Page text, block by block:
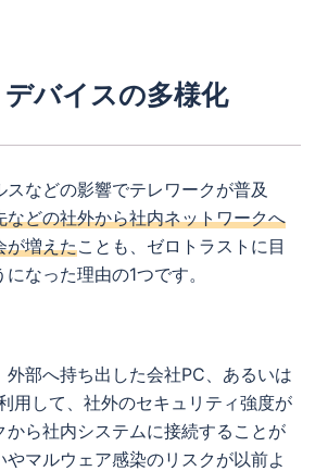
バイスの多様化
スなどの影響でテレワークが普及
などの社外から社内ネットワークへ
が増えたことも、ゼロトラストに目
なった理由の1つです。
外部へ持ち出した会社PC、あるいは
用して、社外のセキュリティ強度が
から社内システムに接続することが
やマルウェア感染のリスクが以前よ